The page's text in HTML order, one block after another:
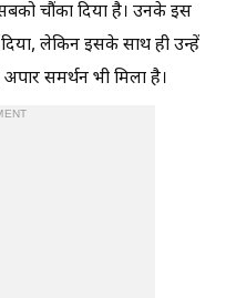
चौंका दिया है। उनके इस
लेकिन इसके साथ ही उन्हें
समर्थन भी मिला है।